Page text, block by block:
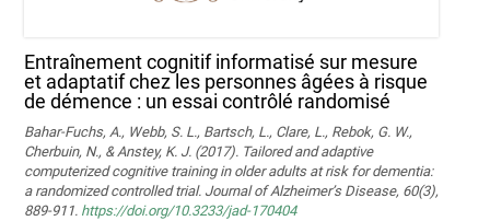
Entraînement cognitif informatisé sur mesure
et adaptatif chez les personnes âgées à risque
de démence : un essai contrôlé randomisé
Bahar-Fuchs, A., Webb, S. L., Bartsch, L., Clare, L., Rebok, G. W.,
Cherbuin, N., & Anstey, K. J. (2017). Tailored and adaptive
computerized cognitive training in older adults at risk for dementia:
a randomized controlled trial. Journal of Alzheimer’s Disease, 60(3),
889-911. https://doi.org/10.3233/jad-170404